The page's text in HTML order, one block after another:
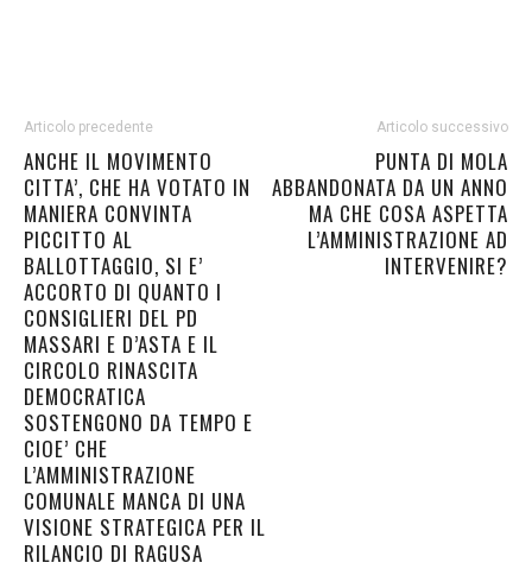
Articolo precedente
ANCHE IL MOVIMENTO
CITTA’, CHE HA VOTATO IN
MANIERA CONVINTA
PICCITTO AL
BALLOTTAGGIO, SI E’
ACCORTO DI QUANTO I
CONSIGLIERI DEL PD
MASSARI E D’ASTA E IL
CIRCOLO RINASCITA
DEMOCRATICA
SOSTENGONO DA TEMPO E
CIOE’ CHE
L’AMMINISTRAZIONE
COMUNALE MANCA DI UNA
VISIONE STRATEGICA PER IL
RILANCIO DI RAGUSA
Articolo successivo
PUNTA DI MOLA
ABBANDONATA DA UN ANNO
MA CHE COSA ASPETTA
L’AMMINISTRAZIONE AD
INTERVENIRE?